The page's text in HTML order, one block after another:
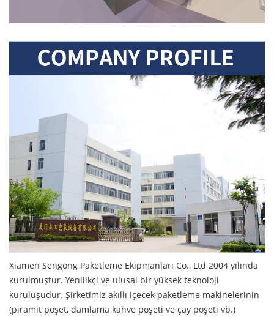
Xiamen Sengong Paketleme Ekipmanları Co., Ltd 2004 yılında
kurulmuştur. Yenilikçi ve ulusal bir yüksek teknoloji
kuruluşudur. Şirketimiz akıllı içecek paketleme makinelerinin
(piramit poşet, damlama kahve poşeti ve çay poşeti vb.)